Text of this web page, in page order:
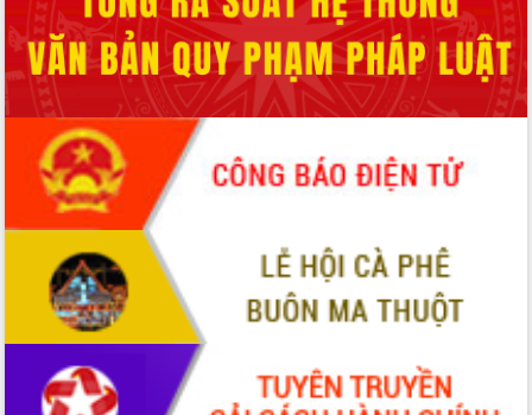
Đắk Lắk rà soát, điều chỉnh Đề án 190
về phát triển nuôi trồng thủy sản
Phó Chủ tịch UBND tỉnh Đắk Lắk
Trương Công Thái kiểm tra thực địa
Dự án cao tốc Khánh Hòa - Buôn Ma
Thuột
Định vị cà phê Việt Nam như một “di
sản sống” trong dòng chảy toàn cầu
Xây dựng nông thôn mới: Nâng cao đời
sống người dân từ những mô hình thiết
Quyết liệt tháo gỡ vướng mắc, đẩy
nhanh tiến độ các dự án trọng điểm
trong Khu kinh tế Nam Phú Yên
Hòn Yến phát triển du lịch gắn với bảo
tồn biển